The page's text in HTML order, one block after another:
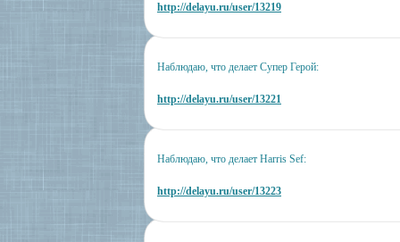
http://delayu.ru/user/13219
Наблюдаю, что делает Супер Герой:
http://delayu.ru/user/13221
Наблюдаю, что делает Harris Sef:
http://delayu.ru/user/13223